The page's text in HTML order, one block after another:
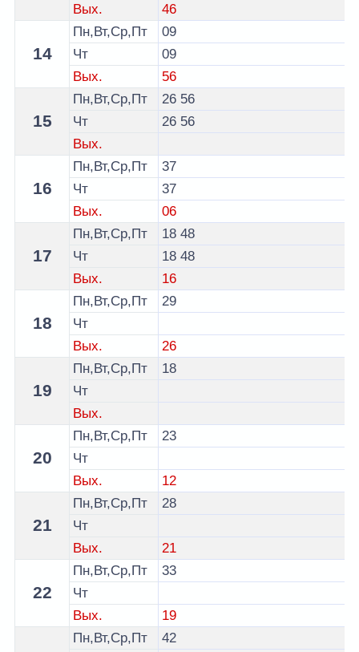
Вых.
46
14
Пн,Вт,Ср,Пт
09
Чт
09
Вых.
56
15
Пн,Вт,Ср,Пт 26 56
Чт
26 56
Вых.
16
Пн,Вт,Ср,Пт
37
Чт
37
Вых.
06
17
Пн,Вт,Ср,Пт 18 48
Чт
18 48
Вых.
16
18
Пн,Вт,Ср,Пт
29
Чт
Вых.
26
19
Пн,Вт,Ср,Пт
18
Чт
Вых.
20
Пн,Вт,Ср,Пт
23
Чт
Вых.
12
21
Пн,Вт,Ср,Пт
28
Чт
Вых.
21
22
Пн,Вт,Ср,Пт
33
Чт
Вых.
19
Пн,Вт,Ср,Пт 42